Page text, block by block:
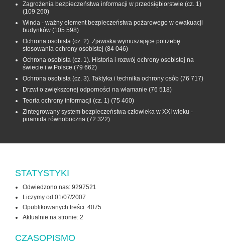
Zagrożenia bezpieczeństwa informacji w przedsiębiorstwie (cz. 1)
(109 260)
Winda - ważny element bezpieczeństwa pożarowego w ewakuacji
budynków (105 598)
Ochrona osobista (cz. 2). Zjawiska wymuszające potrzebę
stosowania ochrony osobistej (84 046)
Ochrona osobista (cz. 1). Historia i rozwój ochrony osobistej na
świecie i w Polsce (79 662)
Ochrona osobista (cz. 3). Taktyka i technika ochrony osób (76 717)
Drzwi o zwiększonej odporności na włamanie (76 518)
Teoria ochrony informacji (cz. 1) (75 460)
Zintegrowany system bezpieczeństwa człowieka w XXI wieku -
piramida równoboczna (72 322)
STATYSTYKI
Odwiedzono nas: 9297521
Liczymy od 01/07/2007
Opublikowanych treści: 4075
Aktualnie na stronie: 2
CZASOPISMO